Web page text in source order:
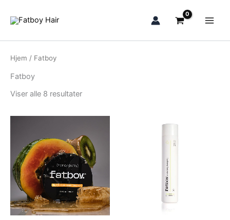
rett
innholdet
Hjem / Fatboy
Fatboy
Viser alle 8 resultater